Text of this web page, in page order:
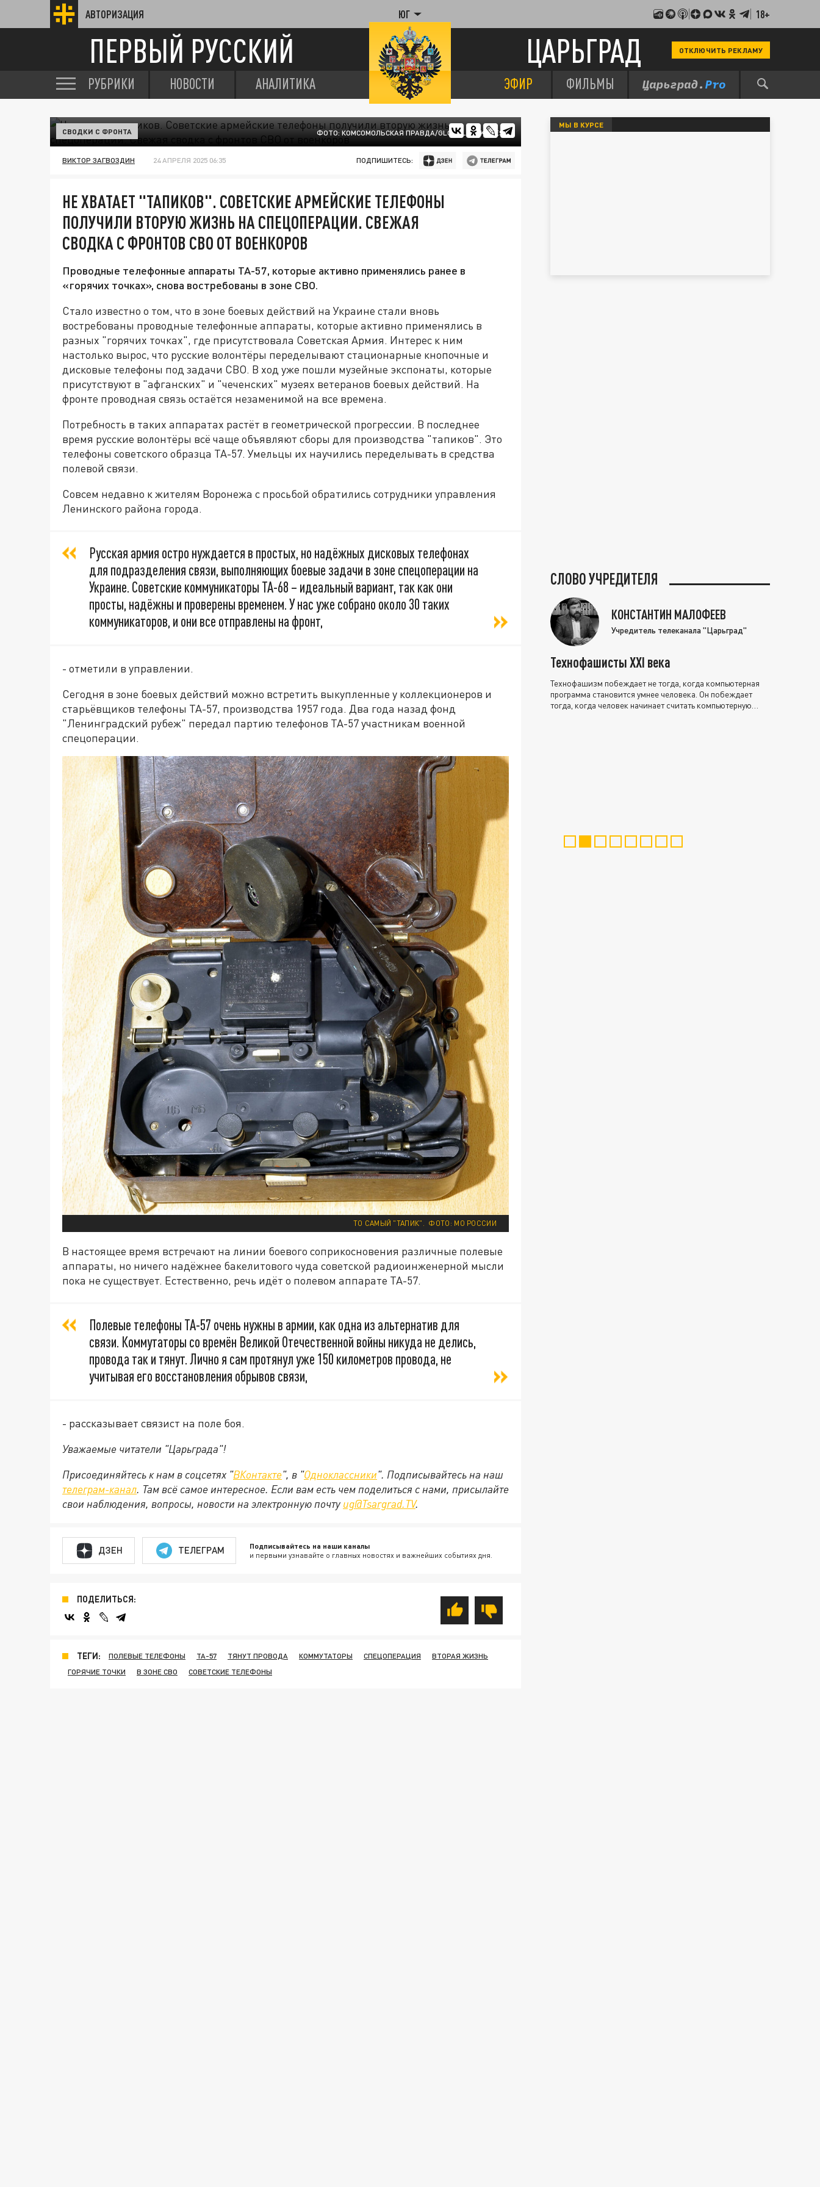
АВТОРИЗАЦИЯ ЮГ 18+
ПЕРВЫЙ РУССКИЙ ЦАРЬГРАД ОТКЛЮЧИТЬ РЕКЛАМУ
РУБРИКИ НОВОСТИ АНАЛИТИКА ЭФИР ФИЛЬМЫ
ФОТО: КОМСОМОЛЬСКАЯ ПРАВДА/GLOBALLOOKPRESS
СВОДКИ С ФРОНТА
ВИКТОР ЗАГВОЗДИН 24 АПРЕЛЯ 2025 06:35 ПОДПИШИТЕСЬ:
НЕ ХВАТАЕТ "ТАПИКОВ". СОВЕТСКИЕ АРМЕЙСКИЕ ТЕЛЕФОНЫ
ПОЛУЧИЛИ ВТОРУЮ ЖИЗНЬ НА СПЕЦОПЕРАЦИИ. СВЕЖАЯ
СВОДКА С ФРОНТОВ СВО ОТ ВОЕНКОРОВ
Проводные телефонные аппараты ТА-57, которые активно применялись ранее в
«горячих точках», снова востребованы в зоне СВО.
Стало известно о том, что в зоне боевых действий на Украине стали вновь
востребованы проводные телефонные аппараты, которые активно применялись в
разных "горячих точках", где присутствовала Советская Армия. Интерес к ним
настолько вырос, что русские волонтёры переделывают стационарные кнопочные и
дисковые телефоны под задачи СВО. В ход уже пошли музейные экспонаты, которые
присутствуют в "афганских" и "чеченских" музеях ветеранов боевых действий. На
фронте проводная связь остаётся незаменимой на все времена.
Потребность в таких аппаратах растёт в геометрической прогрессии. В последнее
время русские волонтёры всё чаще объявляют сборы для производства "тапиков". Это
телефоны советского образца ТА-57. Умельцы их научились переделывать в средства
полевой связи.
Совсем недавно к жителям Воронежа с просьбой обратились сотрудники управления
Ленинского района города.
Русская армия остро нуждается в простых, но надёжных дисковых телефонах
для подразделения связи, выполняющих боевые задачи в зоне спецоперации на
Украине. Советские коммуникаторы ТА-68 – идеальный вариант, так как они
просты, надёжны и проверены временем. У нас уже собрано около 30 таких
коммуникаторов, и они все отправлены на фронт,
- отметили в управлении.
Сегодня в зоне боевых действий можно встретить выкупленные у коллекционеров и
старьёвщиков телефоны ТА-57, производства 1957 года. Два года назад фонд
"Ленинградский рубеж" передал партию телефонов ТА-57 участникам военной
спецоперации.
ТО САМЫЙ "ТАПИК". ФОТО: МО РОССИИ
В настоящее время встречают на линии боевого соприкосновения различные полевые
аппараты, но ничего надёжнее бакелитового чуда советской радиоинженерной мысли
пока не существует. Естественно, речь идёт о полевом аппарате ТА-57.
Полевые телефоны ТА-57 очень нужны в армии, как одна из альтернатив для
связи. Коммутаторы со времён Великой Отечественной войны никуда не делись,
провода так и тянут. Лично я сам протянул уже 150 километров провода, не
учитывая его восстановления обрывов связи,
- рассказывает связист на поле боя.
Уважаемые читатели "Царьграда"!
Присоединяйтесь к нам в соцсетях "ВКонтакте", в "Одноклассники". Подписывайтесь на наш
телеграм-канал. Там всё самое интересное. Если вам есть чем поделиться с нами, присылайте
свои наблюдения, вопросы, новости на электронную почту ug@Tsargrad.TV.
ДЗЕН ТЕЛЕГРАМ Подписывайтесь на наши каналы
и первыми узнавайте о главных новостях и важнейших событиях дня.
ПОДЕЛИТЬСЯ:
ТЕГИ: ПОЛЕВЫЕ ТЕЛЕФОНЫ ТА-57 ТЯНУТ ПРОВОДА КОММУТАТОРЫ СПЕЦОПЕРАЦИЯ
ВТОРАЯ ЖИЗНЬ
ГОРЯЧИЕ ТОЧКИ
В ЗОНЕ СВО СОВЕТСКИЕ ТЕЛЕФОНЫ
МЫ В КУРСЕ
СЛОВО УЧРЕДИТЕЛЯ
КОНСТАНТИН МАЛОФЕЕВ
Учредитель телеканала "Царьград"
Технофашисты XXI века
Технофашизм побеждает не тогда, когда компьютерная
программа становится умнее человека. Он побеждает
тогда, когда человек начинает считать компьютерную